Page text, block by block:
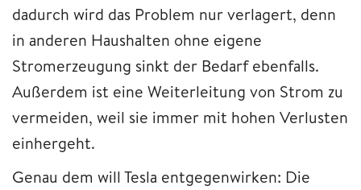
dadurch wird das Problem nur verlagert, denn
in anderen Haushalten ohne eigene
Stromerzeugung sinkt der Bedarf ebenfalls.
Außerdem ist eine Weiterleitung von Strom zu
vermeiden, weil sie immer mit hohen Verlusten
einhergeht.
Genau dem will Tesla entgegenwirken: Die